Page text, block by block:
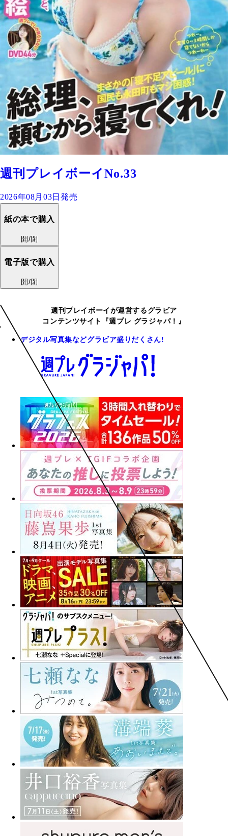
週刊プレイボーイNo.33
2026年08月03日発売
紙の本で購入
開/閉
電子版で購入
開/閉
週刊プレイボーイが運営するグラビア
コンテンツサイト『週プレ グラジャパ！』
デジタル写真集などグラビア盛りだくさん!